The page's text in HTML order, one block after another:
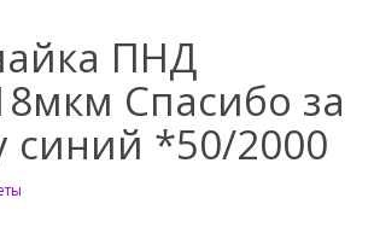
ПНД
Спасибо за
синий *50/2000